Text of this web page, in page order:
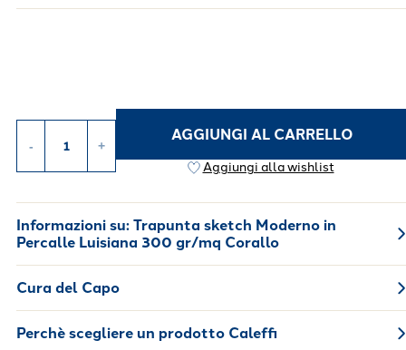
- +
AGGIUNGI AL CARRELLO
Aggiungi alla wishlist
Informazioni su: Trapunta sketch Moderno in
Percalle Luisiana 300 gr/mq Corallo
Cura del Capo
Perchè scegliere un prodotto Caleffi